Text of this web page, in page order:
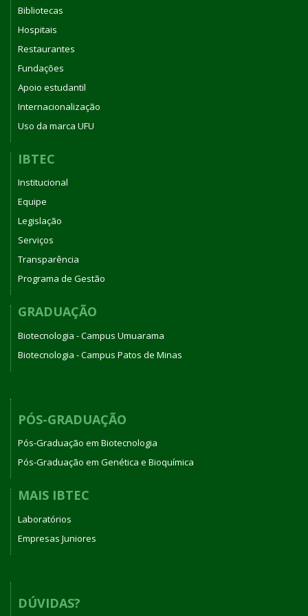
Bibliotecas
Hospitais
Restaurantes
Fundações
Apoio estudantil
Internacionalização
Uso da marca UFU
IBTEC
Institucional
Equipe
Legislação
Serviços
Transparência
Programa de Gestão
GRADUAÇÃO
Biotecnologia - Campus Umuarama
Biotecnologia - Campus Patos de Minas
PÓS-GRADUAÇÃO
Pós-Graduação em Biotecnologia
Pós-Graduação em Genética e Bioquímica
MAIS IBTEC
Laboratórios
Empresas Juniores
DÚVIDAS?